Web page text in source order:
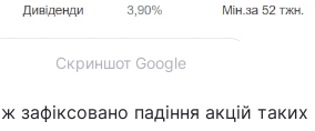
Скриншот Google
падіння акцій таких